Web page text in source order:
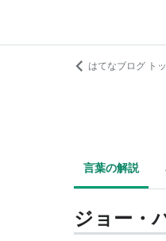
はてなブログ ト
言葉の解説
ジョー・